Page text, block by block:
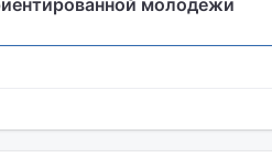
молодежи